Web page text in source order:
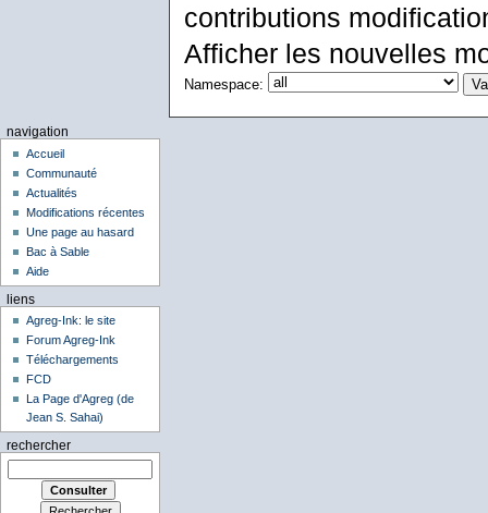
contributions
Afficher les nouvelles
Namespace:
navigation
Accueil
Communauté
Actualités
Modifications récentes
Une page au hasard
Bac à Sable
Aide
liens
Agreg-Ink: le site
Forum Agreg-Ink
Téléchargements
FCD
La Page d'Agreg (de
Jean S. Sahai)
rechercher